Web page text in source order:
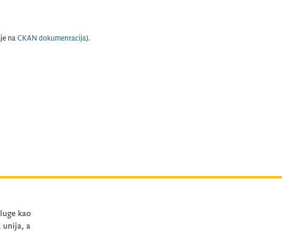
naCKAN dokumentacija).
kao
unija, a